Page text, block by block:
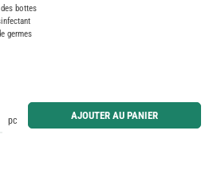
bottes
germes
souhaitée ou utilisez les boutons pour augmenter ou
pc AJOUTER AU PANIER